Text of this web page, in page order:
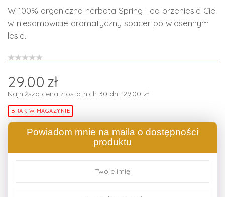
W 100% organiczna herbata Spring Tea przeniesie Cie
w niesamowicie aromatyczny spacer po wiosennym
lesie.
29.00 zł
Najniższa cena z ostatnich 30 dni: 29.00 zł
BRAK W MAGAZYNIE
Powiadom mnie na maila o dostępności
produktu